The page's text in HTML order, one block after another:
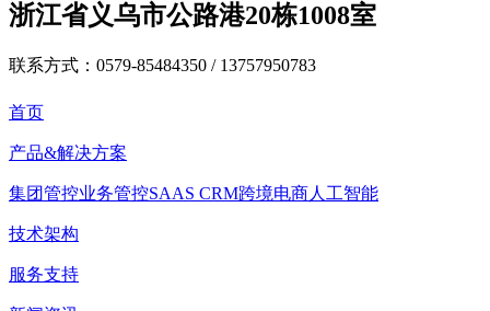
浙江省义乌市公路港20栋1008室
联系方式：0579-85484350 / 13757950783
首页
产品&解决方案
集团管控业务管控SAAS CRM跨境电商人工智能
技术架构
服务支持